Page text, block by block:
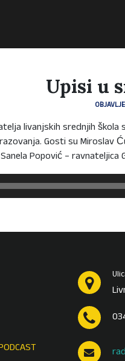
Upisi u
livanjskih srednjih
Gosti su Miroslav
Popović – ravnateljica